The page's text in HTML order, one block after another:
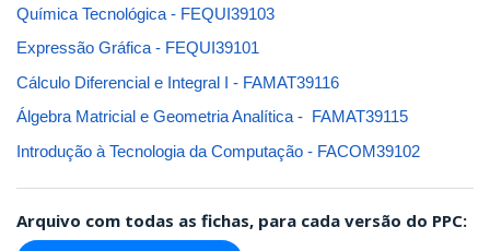
Química Tecnológica - FEQUI39103
Expressão Gráfica - FEQUI39101
Cálculo Diferencial e Integral I - FAMAT39116
Álgebra Matricial e Geometria Analítica - FAMAT39115
Introdução à Tecnologia da Computação - FACOM39102
Arquivo com todas as fichas, para cada versão do PPC: